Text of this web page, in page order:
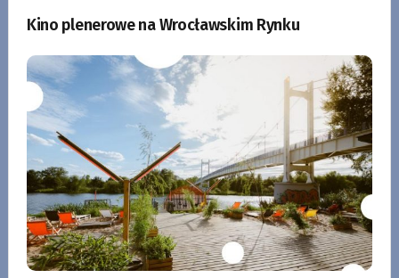
Kino plenerowe na Wrocławskim Rynku